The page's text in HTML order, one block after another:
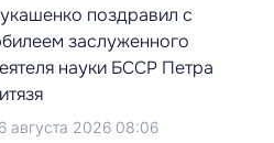
поздравил с
заслуженного
науки БССР Петра
августа 2026 08:06